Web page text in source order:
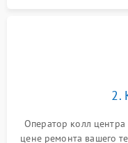
2.
Оператор колл центра
цене ремонта вашего